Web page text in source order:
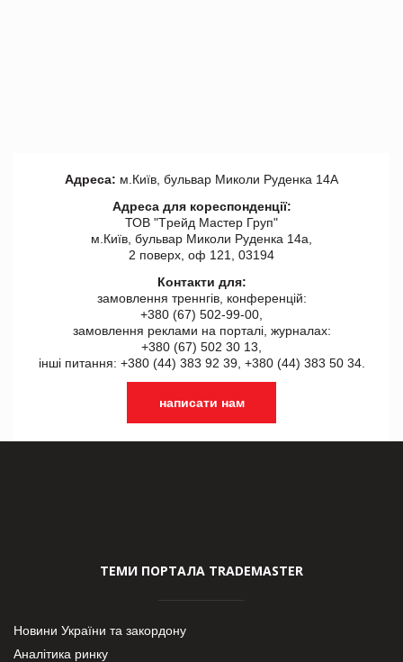
Адреса: м.Київ, бульвар Миколи Руденка 14А
Адреса для кореспонденції:
ТОВ "Tрейд Мастер Груп"
м.Київ, бульвар Миколи Руденка 14а,
2 поверх, оф 121, 03194
Контакти для:
замовлення треннгів, конференцій:
+380 (67) 502-99-00,
замовлення реклами на порталі, журналах:
+380 (67) 502 30 13,
інші питання: +380 (44) 383 92 39, +380 (44) 383 50 34.
написати нам
ТЕМИ ПОРТАЛА TRADEMASTER
Новини України та закордону
Аналітика ринку